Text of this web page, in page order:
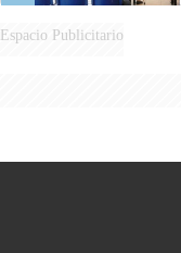
Espacio Publicitario